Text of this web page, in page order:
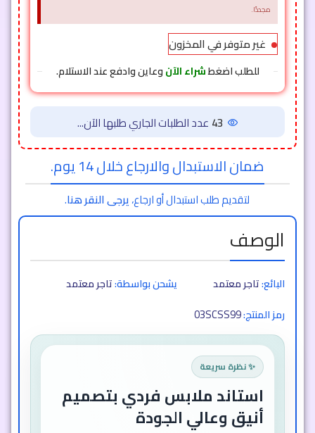
مجددًا.
غير متوفر في المخزون
للطلب اضغطشراء الآنوعاين وادفع عند الاستلام.
41 عدد الطلبات الجاري طلبها الآن...
ضمان الاستبدال والارجاع خلال 14 يوم.
لتقديم طلب استبدال أو ارجاع،يرجى النقر هنا.
الوصف
البائع:تاجر معتمد يشحن بواسطة:تاجر معتمد
رمز المنتج:03SCSS99
✨ نظرة سريعة
استاند ملابس فردي بتصميم
أنيق وعالي الجودة